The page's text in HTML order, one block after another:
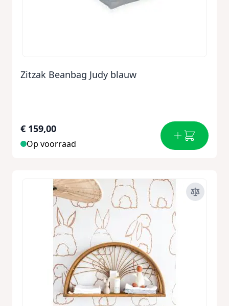
Zitzak Beanbag Judy blauw
€ 159,00
Op voorraad